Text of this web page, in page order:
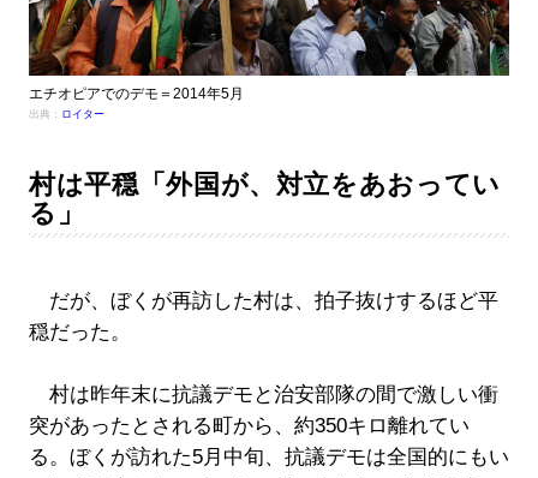
エチオピアでのデモ＝2014年5月
出典： ロイター
村は平穏「外国が、対立をあおってい
る」
だが、ぼくが再訪した村は、拍子抜けするほど平
穏だった。
村は昨年末に抗議デモと治安部隊の間で激しい衝
突があったとされる町から、約350キロ離れてい
る。ぼくが訪れた5月中旬、抗議デモは全国的にもい